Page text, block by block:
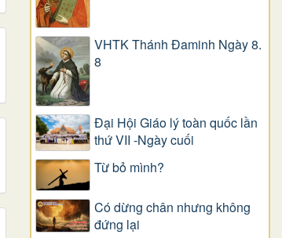
VHTK Thánh Đaminh Ngày 8.
8
Đại Hội Giáo lý toàn quốc lần
thứ VII -Ngày cuối
Từ bỏ mình?
Có dừng chân nhưng không
đứng lại